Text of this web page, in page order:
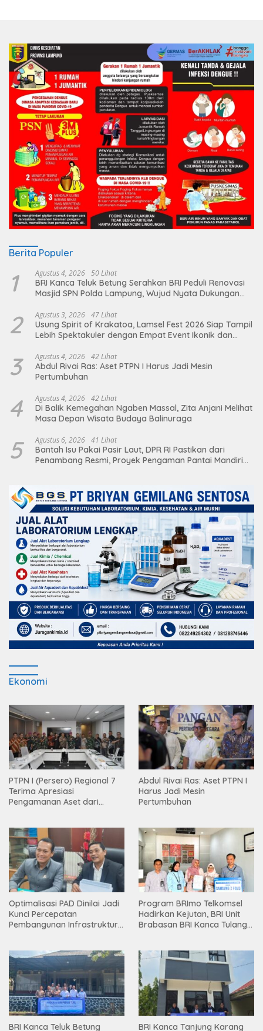
Berita Populer
1 Agustus 4, 2026 50 Lihat
BRI Kanca Teluk Betung Serahkan BRI Peduli Renovasi
Masjid SPN Polda Lampung, Wujud Nyata Dukungan
2 Agustus 3, 2026 47 Lihat
Usung Spirit of Krakatoa, Lamsel Fest 2026 Siap Tampil
Lebih Spektakuler dengan Empat Event Ikonik dan
3 Agustus 4, 2026 42 Lihat
Abdul Rivai Ras: Aset PTPN I Harus Jadi Mesin
Pertumbuhan
4 Agustus 4, 2026 42 Lihat
Di Balik Kemegahan Ngaben Massal, Zita Anjani Melihat
Masa Depan Wisata Budaya Balinuraga
5 Agustus 6, 2026 41 Lihat
Bantah Isu Pakai Pasir Laut, DPR RI Pastikan dari
Penambang Resmi, Proyek Pengaman Pantai Mandiri
Ekonomi
PTPN I (Persero) Regional 7
Terima Apresiasi
Pengamanan Aset dari
Abdul Rivai Ras: Aset PTPN I
Harus Jadi Mesin
Pertumbuhan
Optimalisasi PAD Dinilai Jadi
Kunci Percepatan
Pembangunan Infrastruktur
Program BRImo Telkomsel
Hadirkan Kejutan, BRI Unit
Brabasan BRI Kanca Tulang
Mesuji
BRI Kanca Teluk Betung BRI Kanca Tanjung Karang